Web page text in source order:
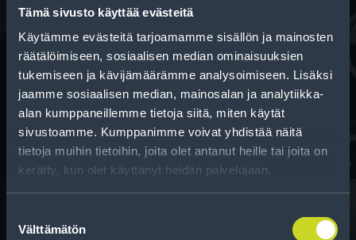
Tämä sivusto käyttää evästeitä
Käytämme evästeitä tarjoamamme sisällön ja mainosten
räätälöimiseen, sosiaalisen median ominaisuuksien
tukemiseen ja kävijämäärämme analysoimiseen. Lisäksi
jaamme sosiaalisen median, mainosalan ja analytiikka-
alan kumppaneillemme tietoja siitä, miten käytät
sivustoamme. Kumppanimme voivat yhdistää näitä
tietoja muihin tietoihin, joita olet antanut heille tai joita on
kerätty, kun olet käyttänyt heidän palvelujaan.
valinta
Välttämätön
Rahoitus
Tee ostoksesi RengasCenter-tilillä. Saat
maksuaikaa renkaillesi.